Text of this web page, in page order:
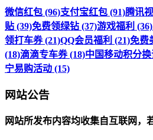
微信红包 (96)支付宝红包 (91)腾讯
贴 (39)免费领绿钻 (37)游戏福利 (36)
领打车券 (21)QQ会员福利 (21)免费
(18)滴滴专车券 (18)中国移动积分换
宁易购活动 (15)
网站公告
网站所发布内容均收集自互联网，